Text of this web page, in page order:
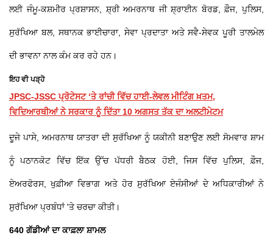
ਲਈ ਜੰਮੂ-ਕਸ਼ਮੀਰ ਪ੍ਰਸ਼ਾਸਨ, ਸ਼੍ਰੀ ਅਮਰਨਾਥ ਜੀ ਸ਼੍ਰਾਈਨ ਬੋਰਡ, ਫ਼ੌਜ, ਪੁਲਿਸ,
ਸੁਰੱਖਿਆ ਬਲ, ਸਥਾਨਕ ਭਾਈਚਾਰਾ, ਸੇਵਾ ਪ੍ਰਦਾਤਾ ਅਤੇ ਸਵੈ-ਸੇਵਕ ਪੂਰੀ ਤਾਲਮੇਲ
ਦੀ ਭਾਵਨਾ ਨਾਲ ਕੰਮ ਕਰ ਰਹੇ ਹਨ।
ਇਹ ਵੀ ਪੜ੍ਹੋ
JPSC-JSSC ਪ੍ਰੋਟੇਸਟ ‘ਤੇ ਰਾਂਚੀ ਵਿੱਚ ਹਾਈ-ਲੇਵਲ ਮੀਟਿੰਗ ਖ਼ਤਮ,
ਵਿਦਿਆਰਥੀਆਂ ਨੇ ਸਰਕਾਰ ਨੂੰ ਦਿੱਤਾ 10 ਅਗਸਤ ਤੱਕ ਦਾ ਅਲਟੀਮੇਟਮ
ਦੂਜੇ ਪਾਸੇ, ਅਮਰਨਾਥ ਯਾਤਰਾ ਦੀ ਸੁਰੱਖਿਆ ਨੂੰ ਯਕੀਨੀ ਬਣਾਉਣ ਲਈ ਸੋਮਵਾਰ ਸ਼ਾਮ
ਨੂੰ ਪਠਾਨਕੋਟ ਵਿੱਚ ਇੱਕ ਉੱਚ ਪੱਧਰੀ ਬੈਠਕ ਹੋਈ, ਜਿਸ ਵਿੱਚ ਪੁਲਿਸ, ਫ਼ੌਜ,
ਏਅਰਫੋਰਸ, ਖੁਫ਼ੀਆ ਵਿਭਾਗ ਅਤੇ ਹੋਰ ਸੁਰੱਖਿਆ ਏਜੰਸੀਆਂ ਦੇ ਅਧਿਕਾਰੀਆਂ ਨੇ
ਸੁਰੱਖਿਆ ਪ੍ਰਬੰਧਾਂ 'ਤੇ ਚਰਚਾ ਕੀਤੀ।
640 ਗੱਡੀਆਂ ਦਾ ਕਾਫ਼ਲਾ ਸ਼ਾਮਲ